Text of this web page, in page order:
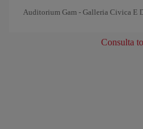
Auditorium Gam - Galleria Civica E
Consulta